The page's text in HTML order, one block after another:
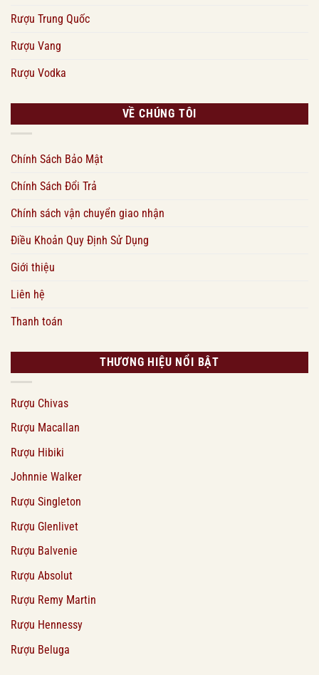
Rượu Trung Quốc
Rượu Vang
Rượu Vodka
VỀ CHÚNG TÔI
Chính Sách Bảo Mật
Chính Sách Đổi Trả
Chính sách vận chuyển giao nhận
Điều Khoản Quy Định Sử Dụng
Giới thiệu
Liên hệ
Thanh toán
THƯƠNG HIỆU NỔI BẬT
Rượu Chivas
Rượu Macallan
Rượu Hibiki
Johnnie Walker
Rượu Singleton
Rượu Glenlivet
Rượu Balvenie
Rượu Absolut
Rượu Remy Martin
Rượu Hennessy
Rượu Beluga